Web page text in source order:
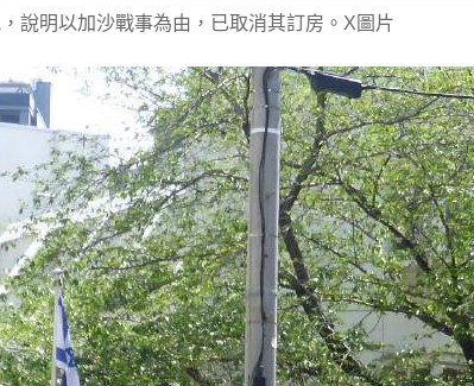
說明以加沙戰事為由，已取消其訂房。X圖片